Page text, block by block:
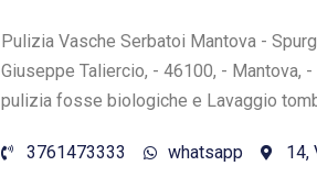
Pulizia Vasche Serbatoi Mantova -
Giuseppe Taliercio, - 46100, - Mantova,
pulizia fosse biologiche e Lavaggio
3761473333 whatsapp 14,